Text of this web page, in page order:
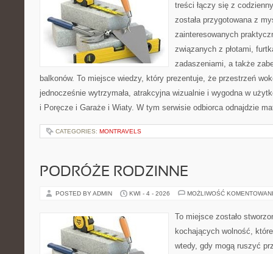
treści łączy się z
została przygotowana z
zainteresowanych
związanych z płotami,
zadaszeniami, a także
balkonów. To miejsce wiedzy, który prezentuje, że przestrzeń
jednocześnie wytrzymała, atrakcyjna wizualnie i wygodna w
i Poręcze i Garaże i Wiaty. W tym serwisie odbiorca odnajdzie
CATEGORIES: MONTRAVELS
PODRÓŻE RODZINNE
POSTED BY ADMIN KWI - 4 - 2026 MOŻLIWOŚĆ
To miejsce zostało
kochających wolność,
wtedy, gdy mogą ruszyć